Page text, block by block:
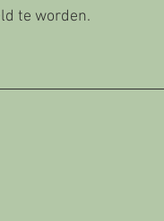
te worden.